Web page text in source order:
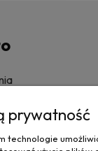
prywatność
technologie